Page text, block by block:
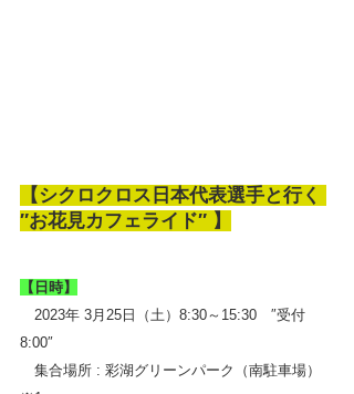
【シクロクロス日本代表選手と行く
″お花見カフェライド″ 】
【日時】
2023年 3月25日（土）8:30～15:30　″受付
8:00″
集合場所 : 彩湖グリーンパーク（南駐車場）